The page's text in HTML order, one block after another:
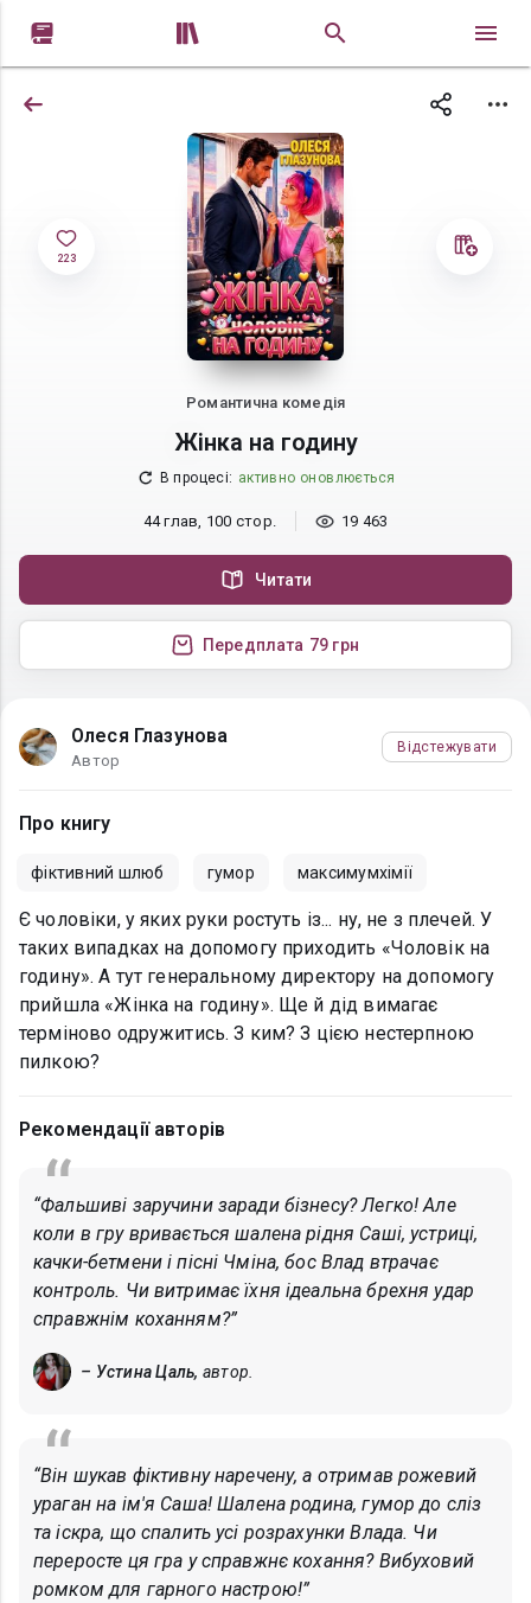
 
223
Романтична комедія
Жінка на годину
В процесі: активно оновлюється
44 глав, 100 стор. 19 463
Читати
Передплата 79 грн
Олеся Глазунова
Автор
Відстежувати
Про книгу
фіктивний шлюб гумор максимумхімії
Є чоловіки, у яких руки ростуть із... ну, не з плечей. У
таких випадках на допомогу приходить «Чоловік на
годину». А тут генеральному директору на допомогу
прийшла «Жінка на годину». Ще й дід вимагає
терміново одружитись. З ким? З цією нестерпною
пилкою?
Рекомендації авторів
“Фальшиві заручини заради бізнесу? Легко! Але
коли в гру вривається шалена рідня Саші, устриці,
качки-бетмени і пісні Чміна, бос Влад втрачає
контроль. Чи витримає їхня ідеальна брехня удар
справжнім коханням?”
– Устина Цаль, автор.
“Він шукав фіктивну наречену, а отримав рожевий
ураган на ім'я Саша! Шалена родина, гумор до сліз
та іскра, що спалить усі розрахунки Влада. Чи
переросте ця гра у справжнє кохання? Вибуховий
ромком для гарного настрою!”